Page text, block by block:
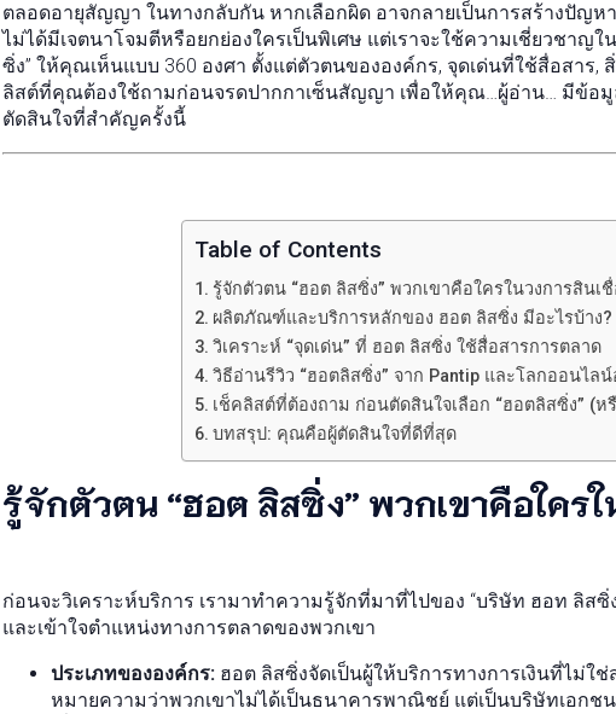
ตลอดอายุสัญญา ในทางกลับกัน หากเลือกผิด อาจกลายเป็นการสร้างปัญห
ไม่ได้มีเจตนาโจมตีหรือยกย่องใครเป็นพิเศษ แต่เราจะใช้ความเชี่ยวชาญใ
ซิ่ง” ให้คุณเห็นแบบ 360 องศา ตั้งแต่ตัวตนขององค์กร, จุดเด่นที่ใช้สื่อสาร,
ลิสต์ที่คุณต้องใช้ถามก่อนจรดปากกาเซ็นสัญญา เพื่อให้คุณ…ผู้อ่าน… มีข้อ
ตัดสินใจที่สำคัญครั้งนี้
Table of Contents
รู้จักตัวตน “ฮอต ลิสซิ่ง” พวกเขาคือใครในวงการสินเ
ผลิตภัณฑ์และบริการหลักของ ฮอต ลิสซิ่ง มีอะไรบ้าง?
วิเคราะห์ “จุดเด่น” ที่ ฮอต ลิสซิ่ง ใช้สื่อสารการตลาด
วิธีอ่านรีวิว “ฮอตลิสซิ่ง” จาก Pantip และโลกออนไล
เช็คลิสต์ที่ต้องถาม ก่อนตัดสินใจเลือก “ฮอตลิสซิ่ง” (ห
บทสรุป: คุณคือผู้ตัดสินใจที่ดีที่สุด
รู้จักตัวตน “ฮอต ลิสซิ่ง” พวกเขาคือใคร
ก่อนจะวิเคราะห์บริการ เรามาทำความรู้จักที่มาที่ไปของ “บริษัท ฮอท ลิส
และเข้าใจตำแหน่งทางการตลาดของพวกเขา
ประเภทขององค์กร:ฮอต ลิสซิ่งจัดเป็นผู้ให้บริการทางการเงินที่ไม่ใช่
หมายความว่าพวกเขาไม่ได้เป็นธนาคารพาณิชย์ แต่เป็นบริษัทเอก